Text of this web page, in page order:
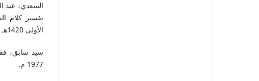
السعدي، عبد
تفسير كلام
الأولى 1420هـ -2000 م.
1977 م.